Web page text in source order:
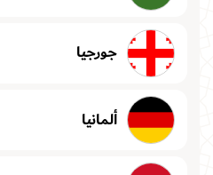
جورجيا
ألمانيا